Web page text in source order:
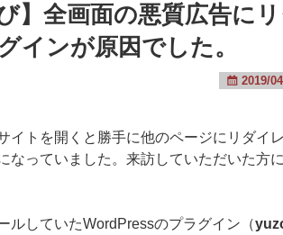
び】全画面の悪質広告に
インが原因でした。
2019/
イトを開くと勝手に他のページにリダイ
なっていました。来訪していただいた方
ルしていたWordPressのプラグイン（